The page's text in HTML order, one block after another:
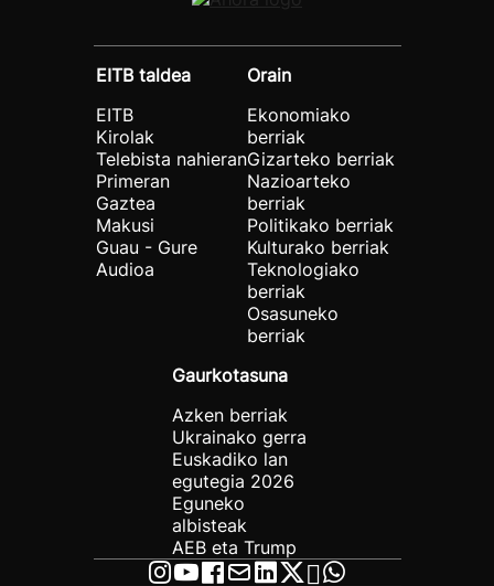
EITB taldea
EITB
Kirolak
Telebista nahieran
Primeran
Gaztea
Makusi
Guau - Gure
Audioa
Orain
Ekonomiako
berriak
Gizarteko berriak
Nazioarteko
berriak
Politikako berriak
Kulturako berriak
Teknologiako
berriak
Osasuneko
berriak
Gaurkotasuna
Azken berriak
Ukrainako gerra
Euskadiko lan
egutegia 2026
Eguneko
albisteak
AEB eta Trump